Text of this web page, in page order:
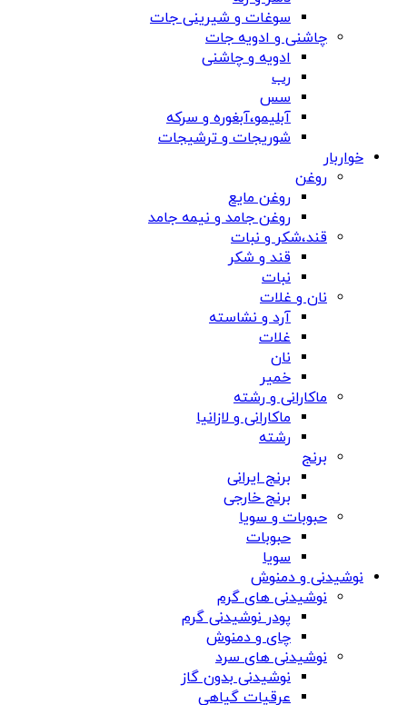
سوغات و شیرینی جات
چاشنی و ادویه جات
ادویه و چاشنی
رب
سس
آبلیمو،آبغوره و سرکه
شوریجات و ترشیجات
خواربار
روغن
روغن مایع
روغن جامد و نیمه جامد
قند،شکر و نبات
قند و شکر
نبات
نان و غلات
آرد و نشاسته
غلات
نان
خمیر
ماکارانی و رشته
ماکارانی و لازانیا
رشته
برنج
برنج ایرانی
برنج خارجی
حبوبات و سویا
حبوبات
سویا
نوشیدنی و دمنوش
نوشیدنی های گرم
پودر نوشیدنی گرم
چای و دمنوش
نوشیدنی های سرد
نوشیدنی بدون گاز
عرقیات گیاهی